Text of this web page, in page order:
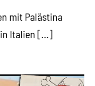
mit Palästina
in Italien […]